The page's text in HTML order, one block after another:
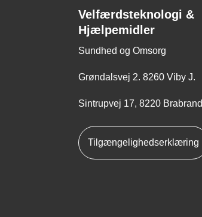
Velfærdsteknologi &
Hjælpemidler
Sundhed og Omsorg
Grøndalsvej 2. 8260 Viby J.
Sintrupvej 17, 8220 Brabrand
Tilgængelighedserklæring